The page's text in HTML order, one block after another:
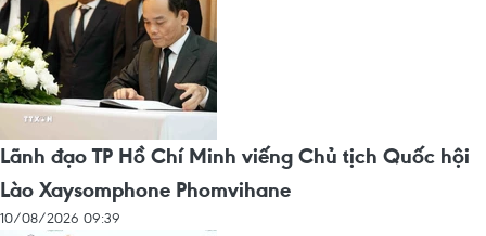
Lãnh đạo TP Hồ Chí Minh viếng Chủ tịch Quốc hội
Lào Xaysomphone Phomvihane
10/08/2026 09:39